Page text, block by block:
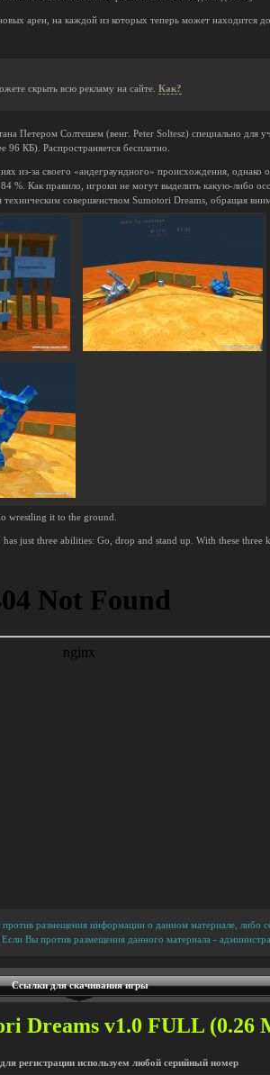
арен, на каждой из которых теперь может находится
скрыть всю рекламу на сайте. Как?
Петером Солтешем (венг. Peter Soltesz) специально для
КБ). Распространяется бесплатно.
из-за своего «андеграундного» происхождения,
84 %. Как правило, игроки не могут выделить какую-либо
совершенством Sumotori Dreams, обращая
wrestling it to the ground.
just three abilities: Go, drop and stand up. With these
против размещения информации о данном материале, либо
Вы против размещения данного материала -
Ссылки для скачивания игры
Dreams v1.0 FULL (0.26
регистрации используем любой серийный номер